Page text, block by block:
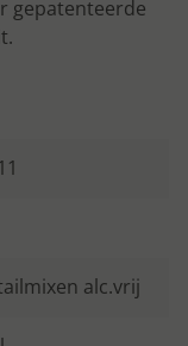
gepatenteerde
alc.vrij